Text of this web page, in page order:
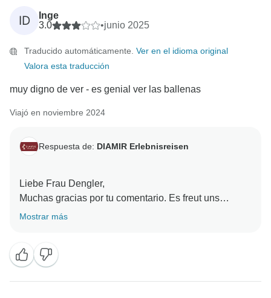
ID
Inge
3.0
•junio 2025
Traducido automáticamente. Ver en el idioma original
Valora esta traducción
muy digno de ver - es genial ver las ballenas
Viajó en noviembre 2024
Respuesta de: DIAMIR Erlebnisreisen
Liebe Frau Dengler,
Muchas gracias por tu comentario. Es freut uns
ungemein, dass Sie eine schöne Reise nach
Freude an Ihren Urlaubserinnerungen und hoffen, Sie
bald wieder auf einer Reise begrüßen zu dürfen.
Muchas gracias al equipo DIAMIR
Mostrar más